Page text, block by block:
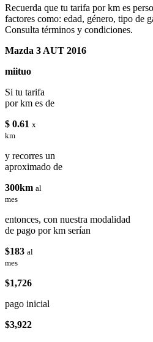
Recuerda que tu tarifa por km es
factores como: edad, género, tipo de
Consulta términos y condiciones.
Mazda 3 AUT 2016
miituo
Si tu tarifa
por km es de
$ 0.61 x
km
y recorres un
aproximado de
300km al
mes
entonces, con nuestra modalidad
de pago por km serían
$183 al
mes
$1,726
pago inicial
$3,922